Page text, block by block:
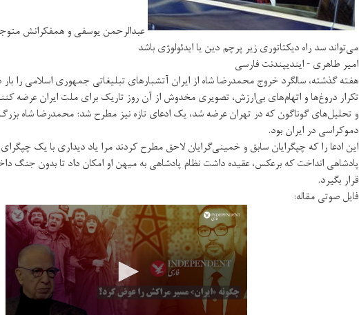
عبدالرحمن یوسفی و همفکرانش
می‌تواند سد راه دیکتاتوری زیر پرچم دین یا ایدئولوژی باشد
امیر طاهری -ایندیپندنت فارسی
هفته گذشته، سالگرد خروج محمدرضا شاه از ایران آتشبارهای تبلیغاتی جمهوری اسلامی را بار
تکرار دروغ‌ها و اتهام‌های بی‌ارزش، تصویری مخدوش از آن روز تاریک برای ملت ایران عرضه
و تحلیل‌های گوناگون که در تهران عرضه شد، یک ادعای تازه نیز مطرح شد: محمدرضا شاه
دموکراسی در ایران بود.
این ادعا را که چپگرایان سابق و خمینی‌گرایان لا‌حق مطرح کردند مرا یاد دیداری با یک
پادشاهی انداخت که برعکس، عقیده داشت نظام پادشاهی به میهن او امکان داد تا بدون جنگ
قرار بگیرد.
فایل صوتی مقاله: